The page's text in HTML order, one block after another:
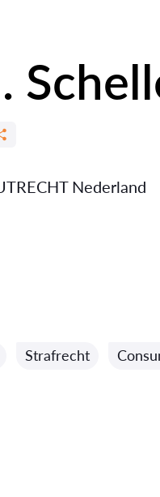
Nederland
Strafrecht